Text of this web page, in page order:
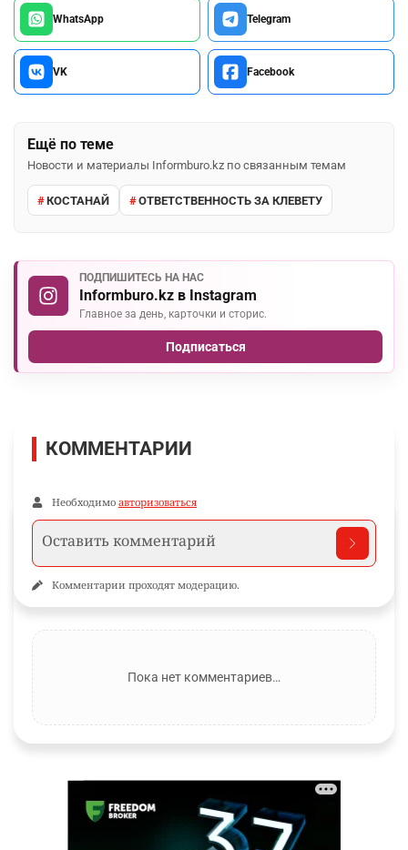
WhatsApp Telegram
VK Facebook
Ещё по теме
Новости и материалы Informburo.kz по связанным темам
КОСТАНАЙ ОТВЕТСТВЕННОСТЬ ЗА КЛЕВЕТУ
ПОДПИШИТЕСЬ НА НАС
Informburo.kz в Instagram
Главное за день, карточки и сторис.
Подписаться
КОММЕНТАРИИ
Необходимо авторизоваться
Комментарии проходят модерацию.
Пока нет комментариев…